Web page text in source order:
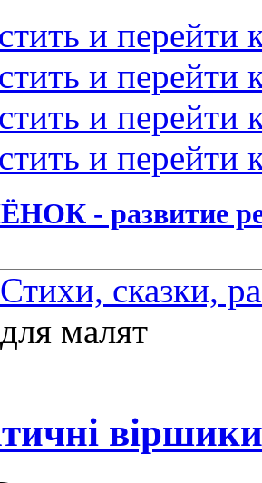
и перейти
и перейти
и перейти
и перейти
- развитие
Стихи, сказки,
малят